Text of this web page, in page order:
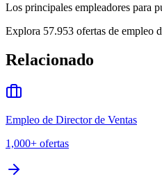
Los principales empleadores para
Explora 57.953 ofertas de empleo
Relacionado
Empleo de Director de Ventas
1,000+ ofertas